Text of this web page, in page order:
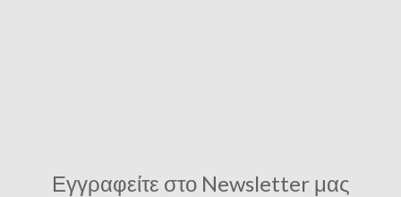
Εγγραφείτε στο Newsletter μας